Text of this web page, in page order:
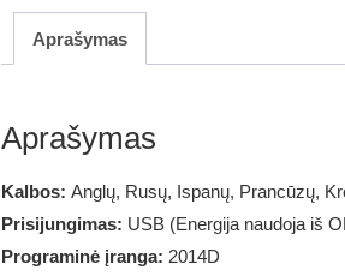
Aprašymas
Aprašymas
Kalbos: Anglų, Rusų, Ispanų, Prancūzų,
Prisijungimas: USB (Energija naudoja iš
Programinė įranga: 2014D